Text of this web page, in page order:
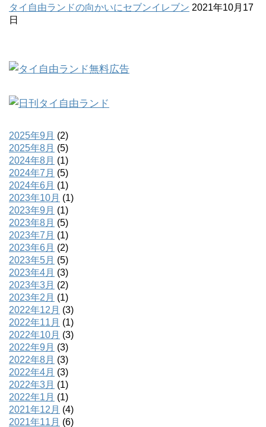
タイ自由ランドの向かいにセブンイレブン 2021年10月17
日
2025年9月 (2)
2025年8月 (5)
2024年8月 (1)
2024年7月 (5)
2024年6月 (1)
2023年10月 (1)
2023年9月 (1)
2023年8月 (5)
2023年7月 (1)
2023年6月 (2)
2023年5月 (5)
2023年4月 (3)
2023年3月 (2)
2023年2月 (1)
2022年12月 (3)
2022年11月 (1)
2022年10月 (3)
2022年9月 (3)
2022年8月 (3)
2022年4月 (3)
2022年3月 (1)
2022年1月 (1)
2021年12月 (4)
2021年11月 (6)